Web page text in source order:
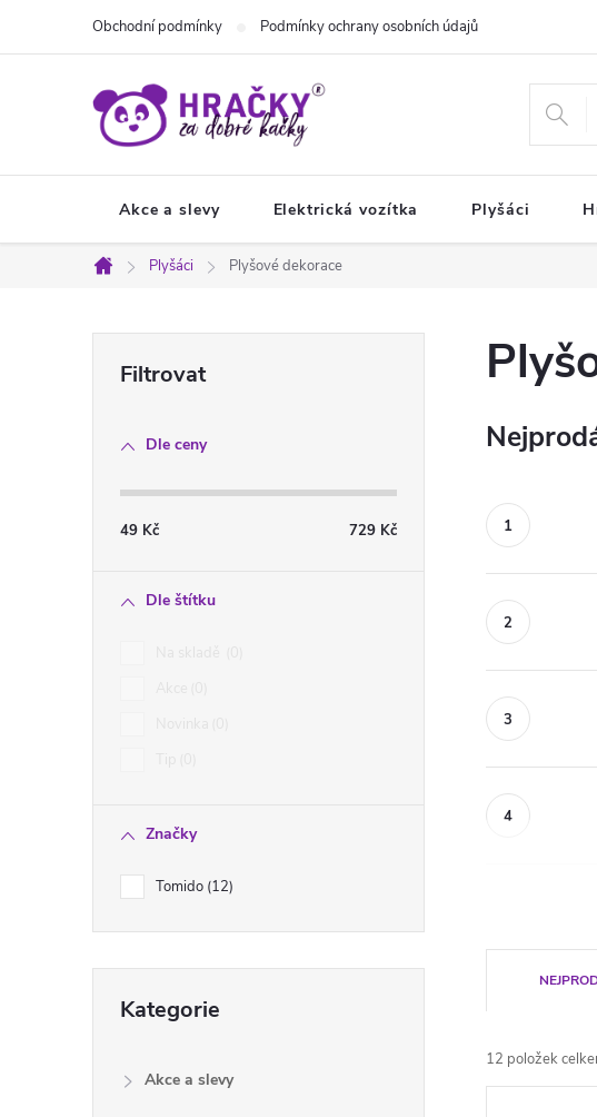
Obchodní podmínky Podmínky ochrany osobních údajů
Akce a slevy Elektrická vozítka Plyšáci
Domů
Plyšáci Plyšové dekorace
n
Dle ceny
49 Kč 729 Kč
Dle štítku
Značky
Tomido 12
kategorie
Kategorie
Akce a slevy
a
z
12 položek